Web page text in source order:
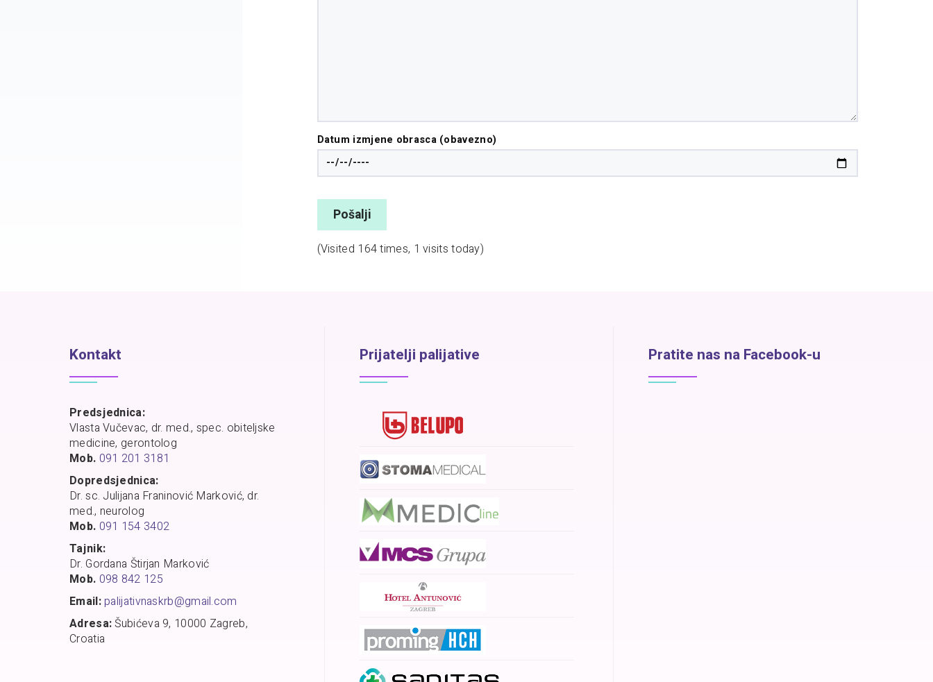
Datum izmjene obrasca (obavezno)
(Visited 164 times, 1 visits today)
Kontakt
Predsjednica:
Vlasta Vučevac, dr. med., spec. obiteljske
medicine, gerontolog
Mob. 091 201 3181
Dopredsjednica:
Dr. sc. Julijana Franinović Marković, dr.
med., neurolog
Mob. 091 154 3402
Tajnik:
Dr. Gordana Štirjan Marković
Mob. 098 842 125
Email:palijativnaskrb@gmail.com
Adresa:Šubićeva 9, 10000 Zagreb,
Croatia
Prijatelji palijative Pratite nas na Facebook-u